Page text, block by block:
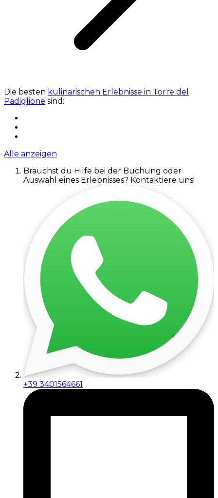
Die besten kulinarischen Erlebnisse in Torre del
Padiglione sind:
Alle anzeigen
Brauchst du Hilfe bei der Buchung oder
Auswahl eines Erlebnisses? Kontaktiere uns!
+39 3401564661